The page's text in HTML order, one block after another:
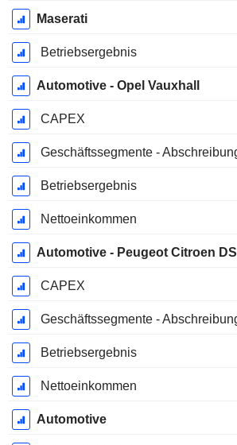
Maserati
Betriebsergebnis
Automotive - Opel Vauxhall
CAPEX
Betriebsergebnis
Nettoeinkommen
Automotive - Peugeot Citroen DS
CAPEX
Betriebsergebnis
Nettoeinkommen
Automotive